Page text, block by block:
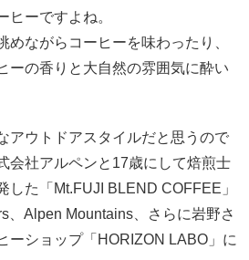
ヒーですよね。
めながらコーヒーを味わったり、
ーの香りと大自然の雰囲気に酔い
アウトドアスタイルだと思うので
会社アルペンと17歳にして焙煎士
した「Mt.FUJI BLEND COFFEE」
、Alpen Mountains、さらに岩野さ
ーショップ「HORIZON LABO」に